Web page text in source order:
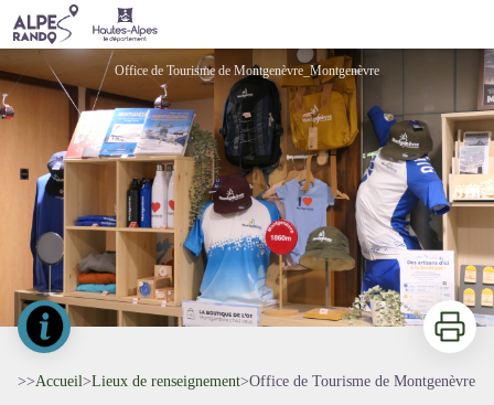
Office de Tourisme de Montgenèvre
Office de Tourisme de Montgenèvre_Montgenèvre
Imprimer
>>Accueil>Lieux de renseignement>Office de Tourisme de Montgenèvre